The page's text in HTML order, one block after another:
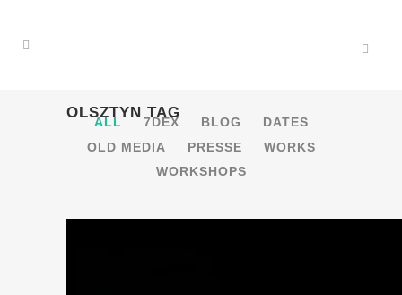
OLSZTYN TAG
ALL 7DEX BLOG
DATES
OLD MEDIA
PRESSE
WORKS
WORKSHOPS